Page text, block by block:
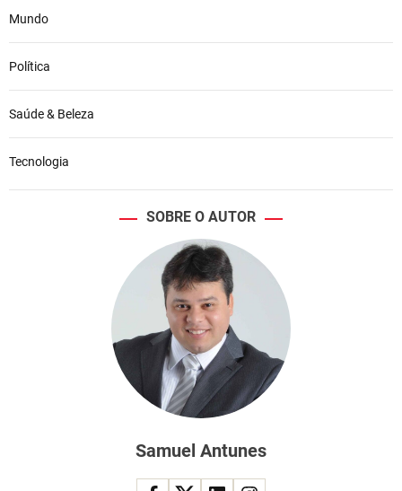
Mundo
Política
Saúde & Beleza
Tecnologia
SOBRE O AUTOR
Samuel Antunes